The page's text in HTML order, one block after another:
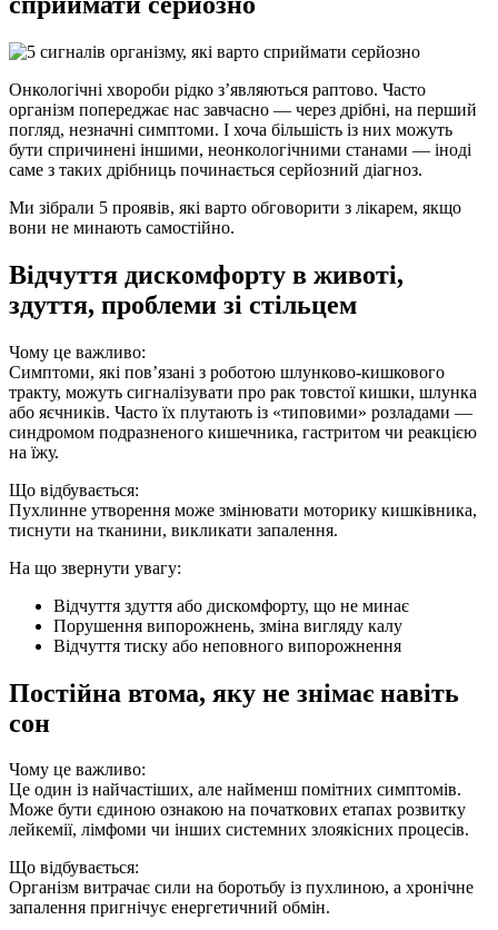
Онкологічні хвороби рідко з’являються раптово. Часто
організм попереджає нас завчасно — через дрібні, на перший
погляд, незначні симптоми. І хоча більшість із них можуть
бути спричинені іншими, неонкологічними станами — іноді
саме з таких дрібниць починається серйозний діагноз.
Ми зібрали 5 проявів, які варто обговорити з лікарем, якщо
вони не минають самостійно.
Відчуття дискомфорту в животі,
здуття, проблеми зі стільцем
Чому це важливо:
Симптоми, які пов’язані з роботою шлунково-кишкового
тракту, можуть сигналізувати про рак товстої кишки, шлунка
або яєчників. Часто їх плутають із «типовими» розладами —
синдромом подразненого кишечника, гастритом чи реакцією
на їжу.
Що відбувається:
Пухлинне утворення може змінювати моторику кишківника,
тиснути на тканини, викликати запалення.
На що звернути увагу:
Відчуття здуття або дискомфорту, що не минає
Порушення випорожнень, зміна вигляду калу
Відчуття тиску або неповного випорожнення
Постійна втома, яку не знімає навіть
сон
Чому це важливо:
Це один із найчастіших, але найменш помітних симптомів.
Може бути єдиною ознакою на початкових етапах розвитку
лейкемії, лімфоми чи інших системних злоякісних процесів.
Що відбувається:
Організм витрачає сили на боротьбу із пухлиною, а хронічне
запалення пригнічує енергетичний обмін.